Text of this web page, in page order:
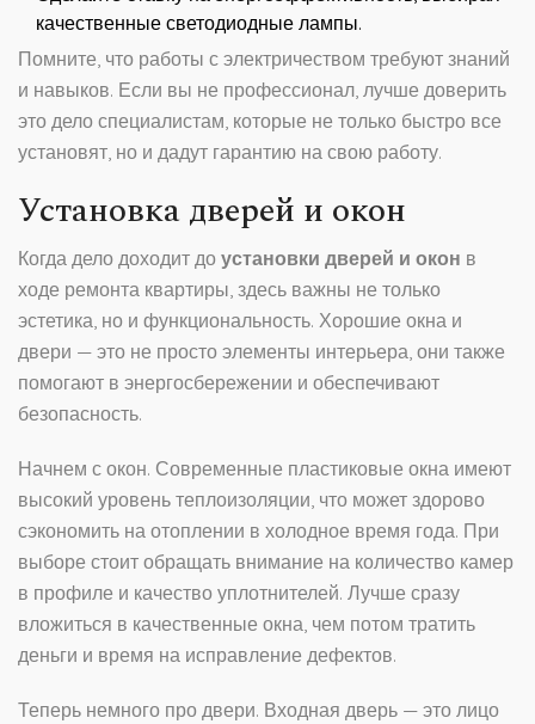
качественные светодиодные лампы.
Помните, что работы с электричеством требуют знаний
и навыков. Если вы не профессионал, лучше доверить
это дело специалистам, которые не только быстро все
установят, но и дадут гарантию на свою работу.
Установка дверей и окон
Когда дело доходит до установки дверей и окон в
ходе ремонта квартиры, здесь важны не только
эстетика, но и функциональность. Хорошие окна и
двери — это не просто элементы интерьера, они также
помогают в энергосбережении и обеспечивают
безопасность.
Начнем с окон. Современные пластиковые окна имеют
высокий уровень теплоизоляции, что может здорово
сэкономить на отоплении в холодное время года. При
выборе стоит обращать внимание на количество камер
в профиле и качество уплотнителей. Лучше сразу
вложиться в качественные окна, чем потом тратить
деньги и время на исправление дефектов.
Теперь немного про двери. Входная дверь — это лицо